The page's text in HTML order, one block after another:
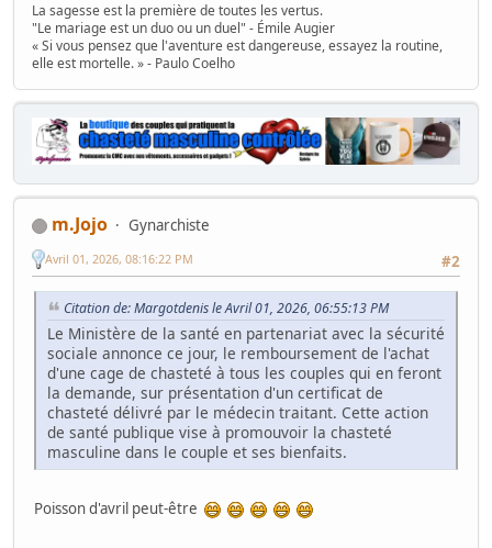
La sagesse est la première de toutes les vertus.
"Le mariage est un duo ou un duel" - Émile Augier
« Si vous pensez que l'aventure est dangereuse, essayez la routine,
elle est mortelle. » - Paulo Coelho
m.Jojo
Gynarchiste
#2
Avril 01, 2026, 08:16:22 PM
Citation de: Margotdenis le Avril 01, 2026, 06:55:13 PM
Le Ministère de la santé en partenariat avec la sécurité
sociale annonce ce jour, le remboursement de l'achat
d'une cage de chasteté à tous les couples qui en feront
la demande, sur présentation d'un certificat de
chasteté délivré par le médecin traitant. Cette action
de santé publique vise à promouvoir la chasteté
masculine dans le couple et ses bienfaits.
Poisson d'avril peut-être